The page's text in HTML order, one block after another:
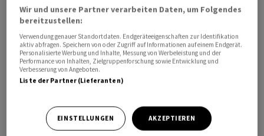
      USA Target Q1-Zahlen
      USA Intuit Q3-Zahlen
Termine Konjunktur
      GBR Verbraucherpreise 4/26
      DEU Erzeugerpreise 4/26
      USA EIA-Ölbericht
      USA FOMC Sitzungsprotokoll 29.4.26
Wir und unsere Partner verarbeiten Daten, um Folgendes
bereitzustellen:
Verwendung genauer Standortdaten. Endgeräteeigenschaften zur Identifikation
aktiv abfragen. Speichern von oder Zugriff auf Informationen auf einem Endgerät.
Personalisierte Werbung und Inhalte, Messung von Werbeleistung und der
Performance von Inhalten, Zielgruppenforschung sowie Entwicklung und
Verbesserung von Angeboten.
Liste der Partner (Lieferanten)
EINSTELLUNGEN AKZEPTIEREN